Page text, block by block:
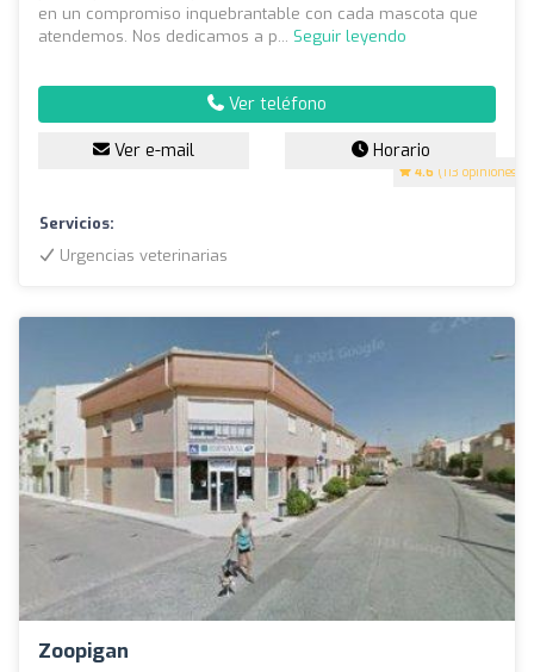
4.6 (113 opiniones)
en un compromiso inquebrantable con cada mascota que
atendemos. Nos dedicamos a p... Seguir leyendo
Ver teléfono
Ver e-mail Horario
Servicios:
Urgencias veterinarias
Zoopigan